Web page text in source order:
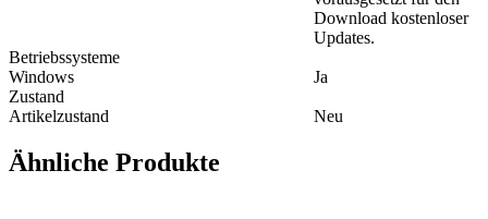
Download kostenloser
Updates.
Betriebssysteme
Windows
Ja
Zustand
Artikelzustand
Neu
Ähnliche Produkte